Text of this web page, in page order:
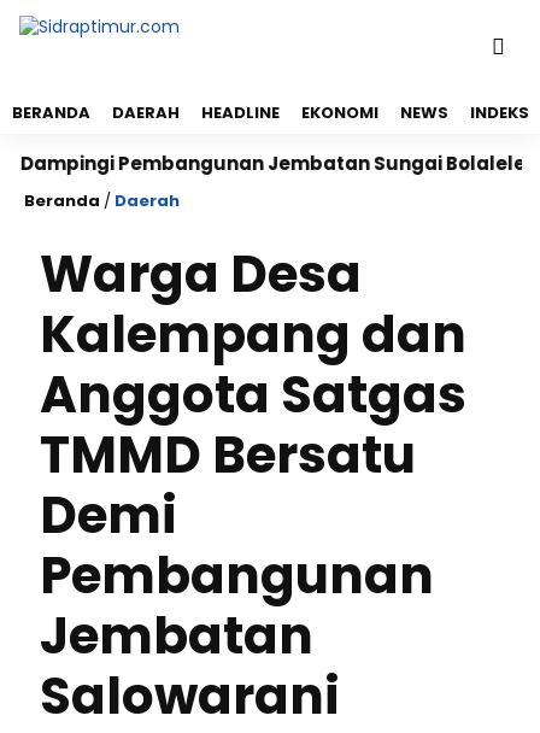
BERANDA DAERAH HEADLINE EKONOMI NEWS INDEKS
Pembangunan Jembatan Sungai Bolalele di Desa
Beranda / Daerah
Warga Desa
Kalempang dan
Anggota Satgas
TMMD Bersatu
Demi
Pembangunan
Jembatan
Salowarani